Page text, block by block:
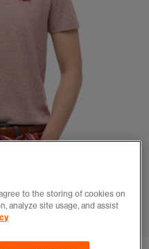
4 5 6
to the storing of cookies on
analyze site usage, and assist